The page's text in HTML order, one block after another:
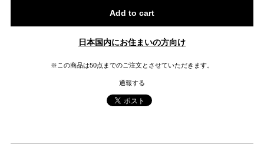
Add to cart
日本国内にお住まいの方向け
※この商品は50点までのご注文とさせていただきます。
通報する